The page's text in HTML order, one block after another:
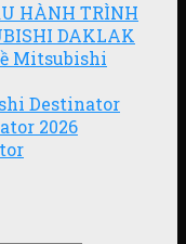
HÀNH TRÌNH
DAKLAK
Mitsubishi
Destinator
2026